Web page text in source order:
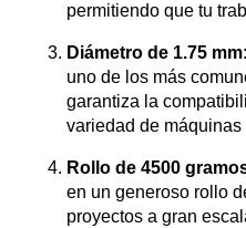
permitiendo que tu
Diámetro de 1.75 mm
uno de los más
garantiza la
variedad de máquinas
Rollo de 4500
en un generoso rollo
proyectos a gran